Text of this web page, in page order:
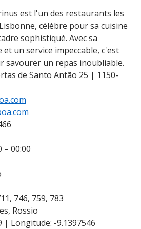
est l'un des restaurants les
célèbre pour sa cuisine
sophistiqué. Avec sa
un service impeccable, c'est
savourer un repas inoubliable.
de Santo Antão 25 | 1150-
– 00:00
746, 759, 783
Rossio
| Longitude: -9.1397546